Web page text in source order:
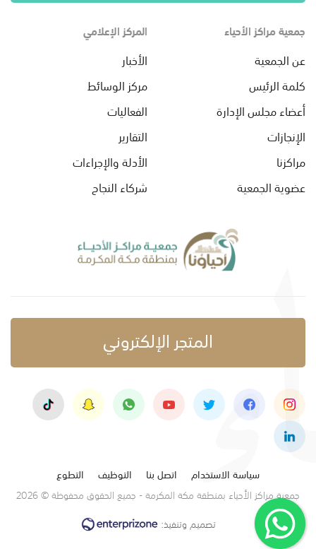
جمعية مراكز الأحياء
عن الجمعية
كلمة الرئيس
أعضاء مجلس الإدارة
الإنجازات
مراكزنا
عضوية الجمعية
المركز الإعلامي
الأخبار
مركز الوسائط
الفعاليات
التقارير
الأدلة والإجراءات
شركاء النجاح
المتجر الإلكتروني
سياسة الاستخدام اتصل بنا التوظيف
التطوع
جمعية مراكز الأحياء بمنطقة مكة المكرمة - جميع الحقوق محفوظة © 2026
تصميم وتنفيذ: